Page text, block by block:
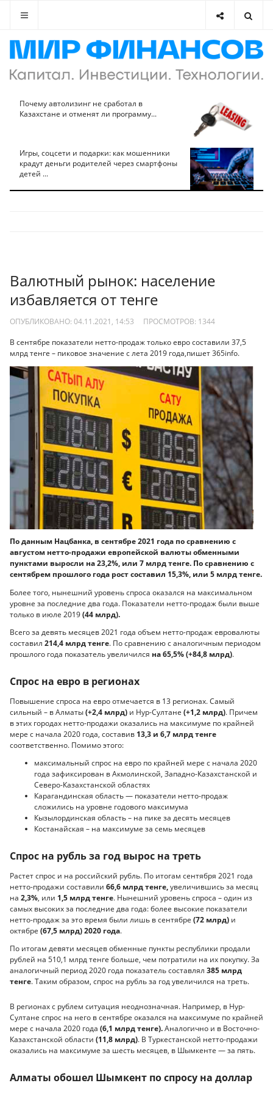
Почему автолизинг не сработал в
Казахстане и отменят ли программу...
Игры, соцсети и подарки: как мошенники
крадут деньги родителей через смартфоны
детей ...
Валютный рынок: население
избавляется от тенге
ОПУБЛИКОВАНО: 04.11.2021, 14:53 ПРОСМОТРОВ: 1344
В сентябре показатели нетто-продаж только евро составили 37,5
млрд тенге – пиковое значение с лета 2019 года,пишет 365info.
По данным Нацбанка, в сентябре 2021 года по сравнению с
августом нетто-продажи европейской валюты обменными
пунктами выросли на 23,2%, или 7 млрд тенге. По сравнению с
сентябрем прошлого года рост составил 15,3%, или 5 млрд тенге.
Более того, нынешний уровень спроса оказался на максимальном
уровне за последние два года. Показатели нетто-продаж были выше
только в июле 2019(44 млрд).
Всего за девять месяцев 2021 года объем нетто-продаж евровалюты
составил 214,4 млрд тенге. По сравнению с аналогичным периодом
прошлого года показатель увеличился на 65,5% (+84,8 млрд).
Спрос на евро в регионах
Повышение спроса на евро отмечается в 13 регионах. Самый
сильный – в Алматы(+2,4 млрд) и Нур-Султане (+1,2 млрд). Причем
в этих городах нетто-продажи оказались на максимуме по крайней
мере с начала 2020 года, составив 13,3 и 6,7 млрд тенге
соответственно. Помимо этого:
максимальный спрос на евро по крайней мере с начала 2020
года зафиксирован в Акмолинской, Западно-Казахстанской и
Северо-Казахстанской областях
Карагандинская область — показатели нетто-продаж
сложились на уровне годового максимума
Кызылординская область – на пике за десять месяцев
Костанайская – на максимуме за семь месяцев
Спрос на рубль за год вырос на треть
Растет спрос и на российский рубль. По итогам сентября 2021 года
нетто-продажи составили 66,6 млрд тенге,увеличившись за месяц
на 2,3%, или 1,5 млрд тенге. Нынешний уровень спроса – один из
самых высоких за последние два года: более высокие показатели
нетто-продаж за это время были лишь в сентябре (72 млрд) и
октябре (67,5 млрд) 2020 года.
По итогам девяти месяцев обменные пункты республики продали
рублей на 510,1 млрд тенге больше, чем потратили на их покупку. За
аналогичный период 2020 года показатель составлял 385 млрд
тенге. Таким образом, спрос на рубль за год увеличился на треть.
В регионах с рублем ситуация неоднозначная. Например, в Нур-
Султане спрос на него в сентябре оказался на максимуме по крайней
мере с начала 2020 года (6,1 млрд тенге).Аналогично и в Восточно-
Казахстанской области (11,8 млрд). В Туркестанской нетто-продажи
оказались на максимуме за шесть месяцев, в Шымкенте — за пять.
Алматы обошел Шымкент по спросу на доллар